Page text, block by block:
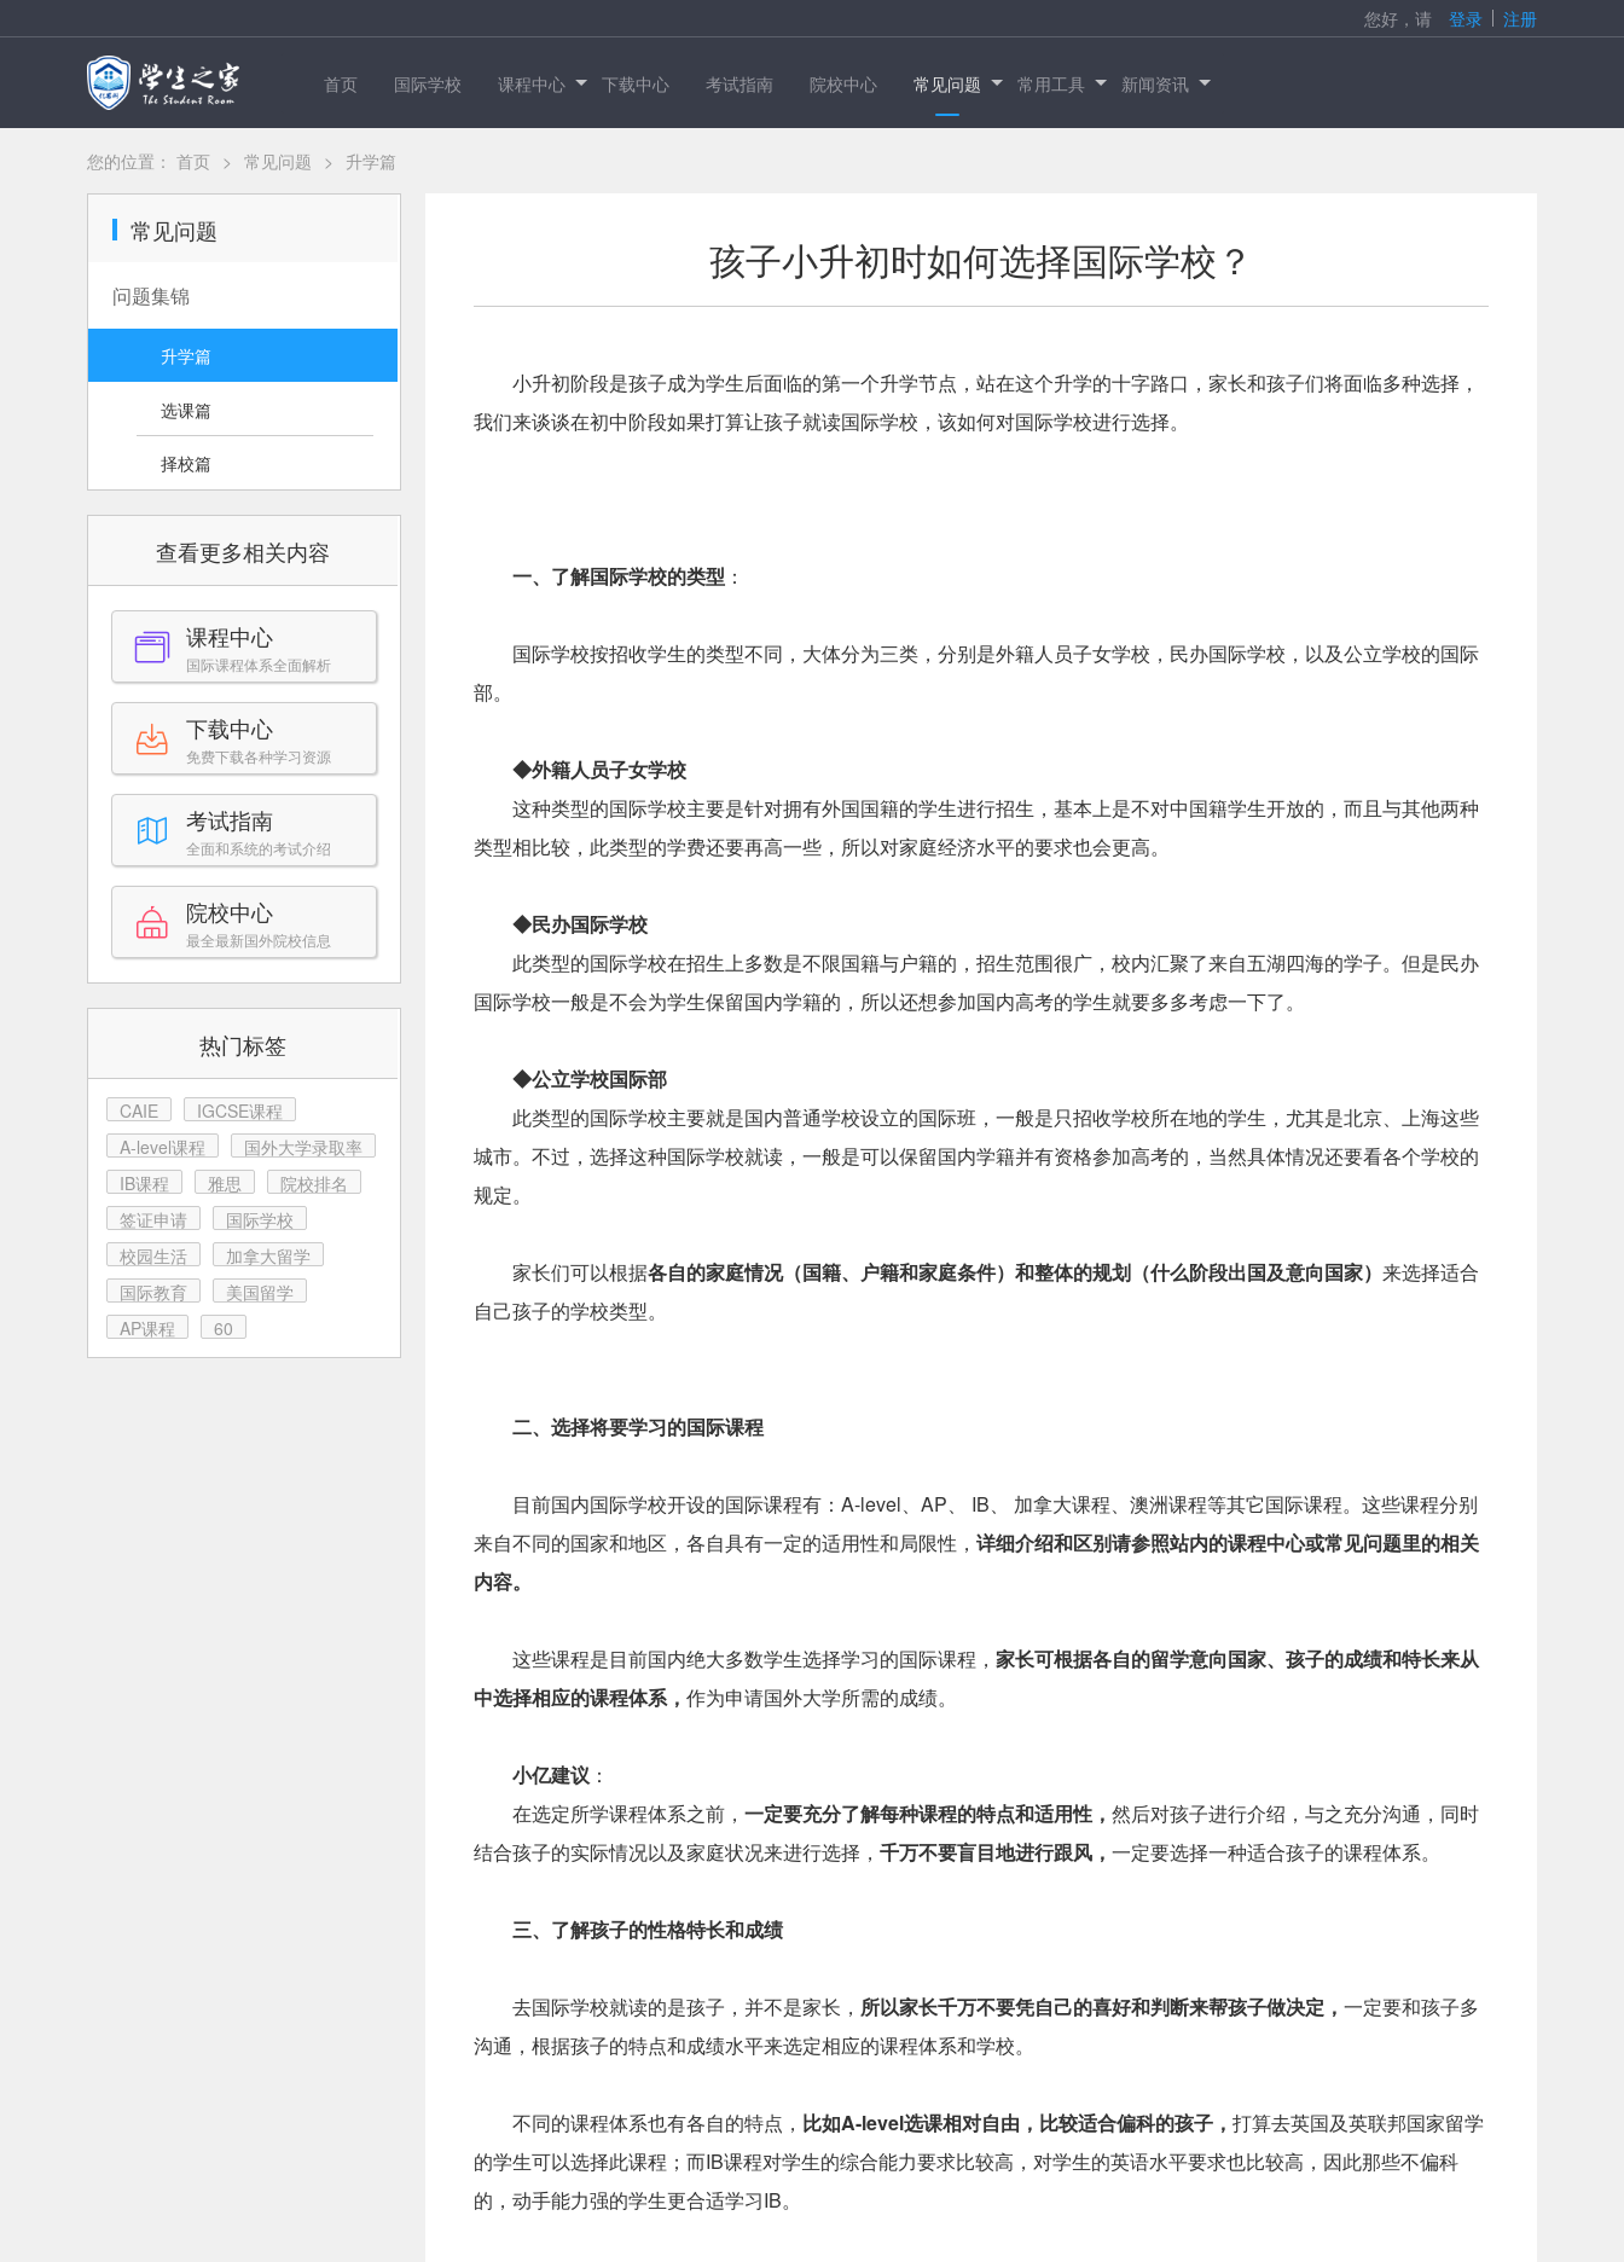
您好，请 登录 注册
首页 国际学校 课程中心 下载中心 考试指南 院校中心 常见问题 常用工具 新闻资讯
您的位置： 首页 > 常见问题 > 升学篇
常见问题
问题集锦
升学篇
选课篇
择校篇
查看更多相关内容
课程中心
国际课程体系全面解析
下载中心
免费下载各种学习资源
考试指南
全面和系统的考试介绍
院校中心
最全最新国外院校信息
热门标签
CAIE
IGCSE课程
A-level课程
国外大学录取率
IB课程
雅思
院校排名
签证申请
国际学校
校园生活
加拿大留学
国际教育
美国留学
AP课程
60
孩子小升初时如何选择国际学校？
小升初阶段是孩子成为学生后面临的第一个升学节点，站在这个升学的十字路口，家长和孩子们将面临多种选择，
我们来谈谈在初中阶段如果打算让孩子就读国际学校，该如何对国际学校进行选择。
一、 了解国际学校的类型 ：
国际学校按招收学生的类型不同，大体分为三类，分别是外籍人员子女学校，民办国际学校，以及公立学校的国际
部。
◆外籍人员子女学校
这种类型的国际学校主要是针对拥有外国国籍的学生进行招生，基本上是不对中国籍学生开放的，而且与其他两种
类型相比较，此类型的学费还要再高一些，所以对家庭经济水平的要求也会更高。
◆民办国际学校
此类型的国际学校在招生上多数是不限国籍与户籍的，招生范围很广，校内汇聚了来自五湖四海的学子。但是民办
国际学校一般是不会为学生保留国内学籍的，所以还想参加国内高考的学生就要多多考虑一下了。
◆公立学校国际部
此类型的国际学校主要就是国内普通学校设立的国际班，一般是只招收学校所在地的学生，尤其是北京、上海这些
城市。不过，选择这种国际学校就读，一般是可以保留国内学籍并有资格参加高考的，当然具体情况还要看各个学校的
规定。
家长们可以根据各自的家庭情况（国籍、户籍和家庭条件）和整体的规划（什么阶段出国及意向国家） 来选择适合
自己孩子的学校类型。
二、 选择将要学习的国际课程
目前国内国际学校开设的国际课程有：A-level、AP、 IB、 加拿大课程、澳洲课程等其它国际课程。这些课程分别
来自不同的国家和地区，各自具有一定的适用性和局限性， 详细介绍和区别请参照站内的课程中心或常见问题里的相关
内容。
这些课程是目前国内绝大多数学生选择学习的国际课程， 家长可根据各自的留学意向国家、孩子的成绩和特长来从
中选择相应的课程体系， 作为申请国外大学所需的成绩。
小亿建议 ：
在选定所学课程体系之前， 一定要充分了解每种课程的特点和适用性， 然后对孩子进行介绍，与之充分沟通，同时
结合孩子的实际情况以及家庭状况来进行选择， 千万不要盲目地进行跟风， 一定要选择一种适合孩子的课程体系。
三、 了解孩子的性格特长和成绩
去国际学校就读的是孩子，并不是家长， 所以家长千万不要凭自己的喜好和判断来帮孩子做决定， 一定要和孩子多
沟通，根据孩子的特点和成绩水平来选定相应的课程体系和学校。
不同的课程体系也有各自的特点， 比如A-level选课相对自由，比较适合偏科的孩子， 打算去英国及英联邦国家留学
的学生可以选择此课程；而IB课程对学生的综合能力要求比较高，对学生的英语水平要求也比较高，因此那些不偏科
的，动手能力强的学生更合适学习IB。